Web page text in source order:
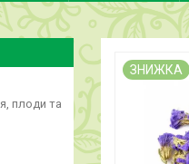
ЗНИЖКА
плоди та